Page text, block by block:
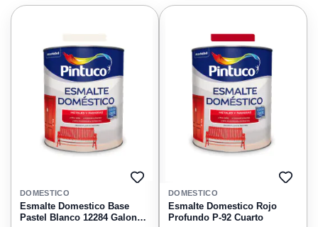
AGREGAR
FAVORITOS
DOMESTICO
Esmalte Domestico Base
Pastel Blanco 12284 Galon
DOMESTICO
Esmalte Domestico Rojo
Profundo P-92 Cuarto